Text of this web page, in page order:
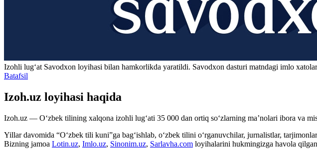
Izohli lugʻat Savodxon loyihasi bilan hamkorlikda yaratildi. Savodxon dasturi matndagi imlo
Batafsil
Izoh.uz loyihasi haqida
Izoh.uz — O‘zbek tilining xalqona izohli lug‘ati 35 000 dan ortiq so‘zlarning ma’nolari ibora va
Yillar davomida “O‘zbek tili kuni”ga bag‘ishlab, o‘zbek tilini o‘rganuvchilar, jurnalistlar,
Bizning jamoa Lotin.uz, Imlo.uz, Sinonim.uz, Sarlavha.com loyihalarini hukmingizga havola